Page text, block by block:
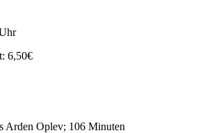
6,50€
ArdenOplev; 106 Minuten